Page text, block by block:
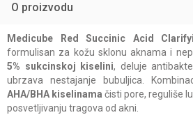
O proizvodu
Medicube Red Succinic Acid
formulisan za kožu sklonu aknama i
5% sukcinskoj kiselini, deluje
ubrzava nestajanje bubuljica.
AHA/BHA kiselinama čisti pore, reguliše
posvetljivanju tragova od akni.